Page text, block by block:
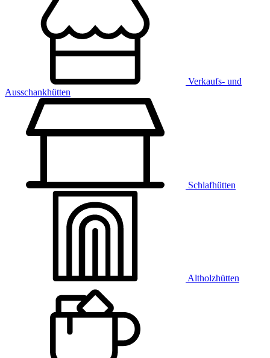
Verkaufs- und
Ausschankhütten
Schlafhütten
Altholzhütten